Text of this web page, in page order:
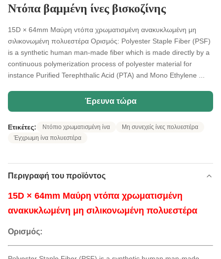
Ντόπα βαμμένη ίνες βισκοζίνης
15D × 64mm Μαύρη ντόπα χρωματισμένη ανακυκλωμένη μη
σιλικονωμένη πολυεστέρα Ορισμός: Polyester Staple Fiber (PSF)
is a synthetic human man-made fiber which is made directly by a
continuous polymerization process of polyester material for
instance Purified Terephthalic Acid (PTA) and Mono Ethylene ...
Έρευνα τώρα
Ετικέτες: Ντόπιο χρωματισμένη ίνα
Μη συνεχείς ίνες πολυεστέρα
Έγχρωμη ίνα πολυεστέρα
Περιγραφή του προϊόντος
15D × 64mm Μαύρη ντόπα χρωματισμένη
ανακυκλωμένη μη σιλικονωμένη πολυεστέρα
Ορισμός: